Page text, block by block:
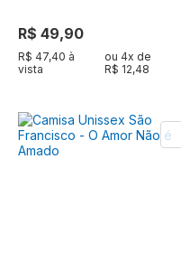
R$ 49,90
R$ 47,40 à
vista
ou 4x de
R$ 12,48